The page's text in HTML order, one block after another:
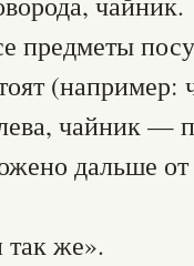
чайник —
дальше от
так же».